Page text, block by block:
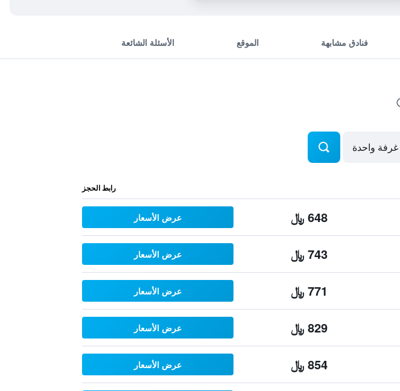
فنادق مشابهة الموقع الأسئلة الشائعة
رابط الحجز
648 ﷼ عرض الأسعار
743 ﷼ عرض الأسعار
771 ﷼ عرض الأسعار
829 ﷼ عرض الأسعار
854 ﷼ عرض الأسعار